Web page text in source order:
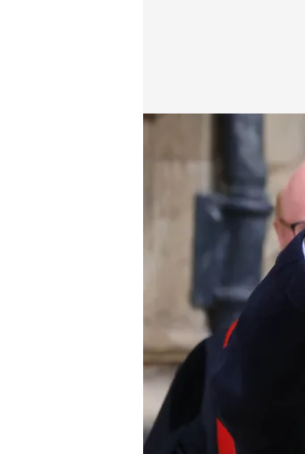
Carlos III reaparece en la misa
Redacción digital
31 MAR 2024 - 14:40h.
El rey
Pascua
La